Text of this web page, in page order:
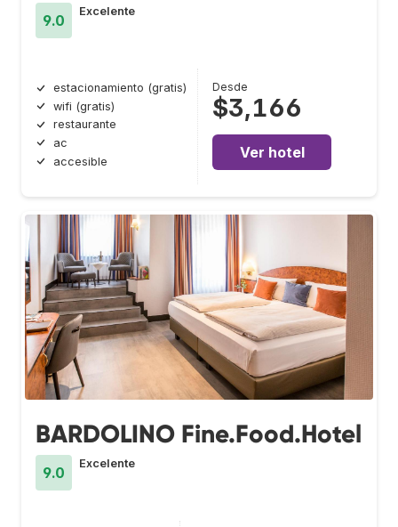
9.0
Excelente
estacionamiento (gratis)
wifi (gratis)
restaurante
ac
accesible
Desde
$3,166
Ver hotel
BARDOLINO Fine.Food.Hotel
9.0
Excelente